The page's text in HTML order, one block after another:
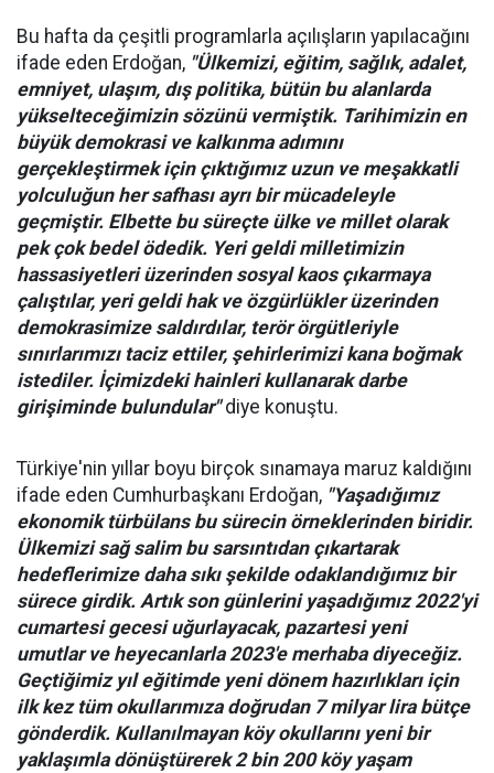
Bu hafta da çeşitli programlarla açılışların yapılacağını
ifade eden Erdoğan, "Ülkemizi, eğitim, sağlık, adalet,
emniyet, ulaşım, dış politika, bütün bu alanlarda
yükselteceğimizin sözünü vermiştik. Tarihimizin en
büyük demokrasi ve kalkınma adımını
gerçekleştirmek için çıktığımız uzun ve meşakkatli
yolculuğun her safhası ayrı bir mücadeleyle
geçmiştir. Elbette bu süreçte ülke ve millet olarak
pek çok bedel ödedik. Yeri geldi milletimizin
hassasiyetleri üzerinden sosyal kaos çıkarmaya
çalıştılar, yeri geldi hak ve özgürlükler üzerinden
demokrasimize saldırdılar, terör örgütleriyle
sınırlarımızı taciz ettiler, şehirlerimizi kana boğmak
istediler. İçimizdeki hainleri kullanarak darbe
girişiminde bulundular"diye konuştu.
Türkiye'nin yıllar boyu birçok sınamaya maruz kaldığını
ifade eden Cumhurbaşkanı Erdoğan, "Yaşadığımız
ekonomik türbülans bu sürecin örneklerinden biridir.
Ülkemizi sağ salim bu sarsıntıdan çıkartarak
hedeflerimize daha sıkı şekilde odaklandığımız bir
sürece girdik. Artık son günlerini yaşadığımız 2022'yi
cumartesi gecesi uğurlayacak, pazartesi yeni
umutlar ve heyecanlarla 2023'e merhaba diyeceğiz.
Geçtiğimiz yıl eğitimde yeni dönem hazırlıkları için
ilk kez tüm okullarımıza doğrudan 7 milyar lira bütçe
gönderdik. Kullanılmayan köy okullarını yeni bir
yaklaşımla dönüştürerek 2 bin 200 köy yaşam